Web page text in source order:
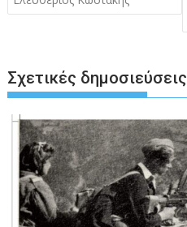
Σχετικές δημοσιεύσεις